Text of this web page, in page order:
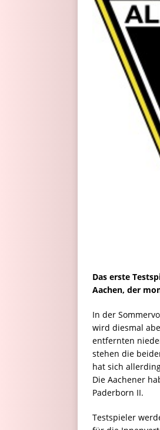
Das erste
Aachen, der
In der
wird diesmal
entfernten
stehen die
hat sich
Die Aachener
Paderborn II.
Testspieler